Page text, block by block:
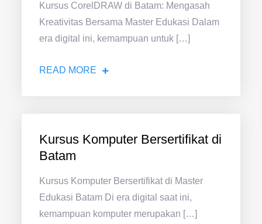
Kursus CorelDRAW di Batam: Mengasah
Kreativitas Bersama Master Edukasi Dalam
era digital ini, kemampuan untuk […]
READ MORE
Kursus Komputer Bersertifikat di
Batam
Kursus Komputer Bersertifikat di Master
Edukasi Batam Di era digital saat ini,
kemampuan komputer merupakan […]